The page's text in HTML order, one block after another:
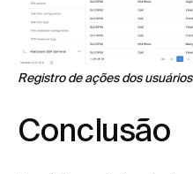
Registro de ações dos usuários
Conclusão